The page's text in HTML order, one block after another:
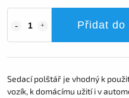
Přidat do
Sedací polštář je vhodný k
vozík, k domácímu užití i v